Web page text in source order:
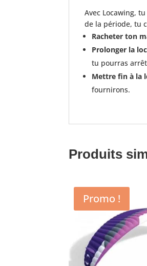
Avec Locawing,
de la période, tu
Racheter ton
Prolonger la
tu pourras
Mettre fin à la
fournirons.
Produits
Promo !